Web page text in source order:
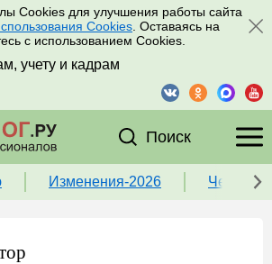
Cookies для улучшения работы сайта
Cookies . Оставаясь на
с использованием Cookies.
учету и кадрам
Поиск
Изменения-2026 Чек-